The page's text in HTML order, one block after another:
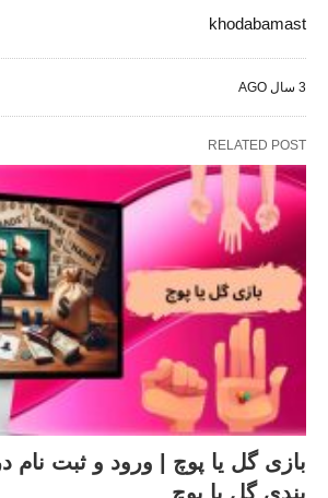
khodabamast
3 سال AGO
RELATED POST
بازی گل یا پوچ | ورود و ثبت
بندی گل یا پوچ